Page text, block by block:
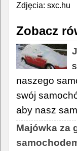
Zdjęcia: sxc.hu
Zobacz
naszego
swój
aby nasz
Majówka za